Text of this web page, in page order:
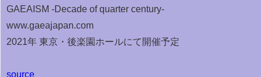
GAEAISM -Decade of quarter century-
www.gaeajapan.com
2021年 東京・後楽園ホールにて開催予定
source